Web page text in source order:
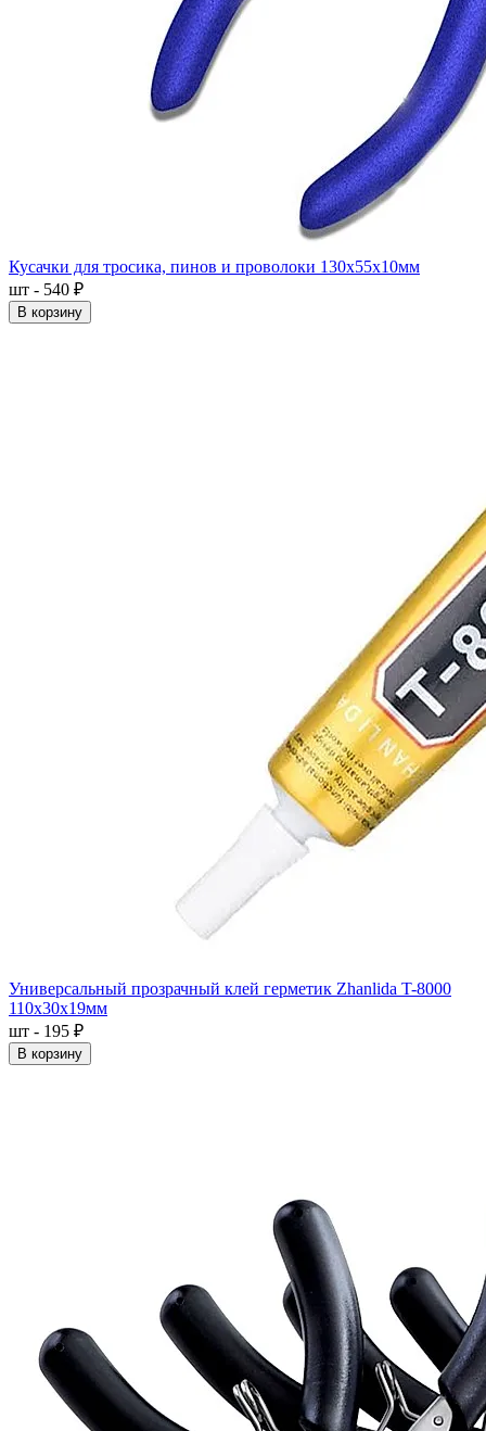
Кусачки для тросика, пинов и проволоки 130x55x10мм
шт - 540 ₽
В корзину
Универсальный прозрачный клей герметик Zhanlida T-8000
110x30x19мм
шт - 195 ₽
В корзину